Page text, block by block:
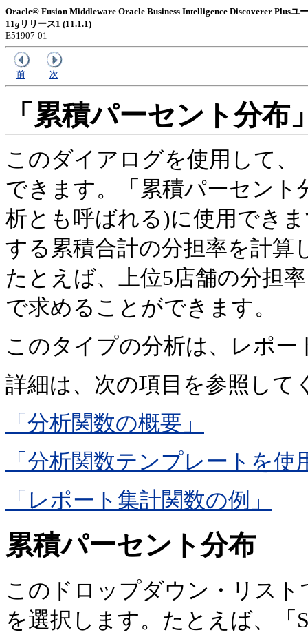
Oracle® Fusion Middleware Oracle Business Intelligence Discoverer Plusユ
11g リリース1 (11.1.1)
E51907-01
前 次
「累積パーセント分布
このダイアログを使用して
できます。「累積パーセント
析とも呼ばれる)に使用でき
する累積合計の分担率を計算
たとえば、上位5店舗の分担
で求めることができます。
このタイプの分析は、レポ
詳細は、次の項目を参照して
「分析関数の概要」
「分析関数テンプレートを
「レポート集計関数の例」
累積パーセント分布
このドロップダウン・リス
を選択します。たとえば、「